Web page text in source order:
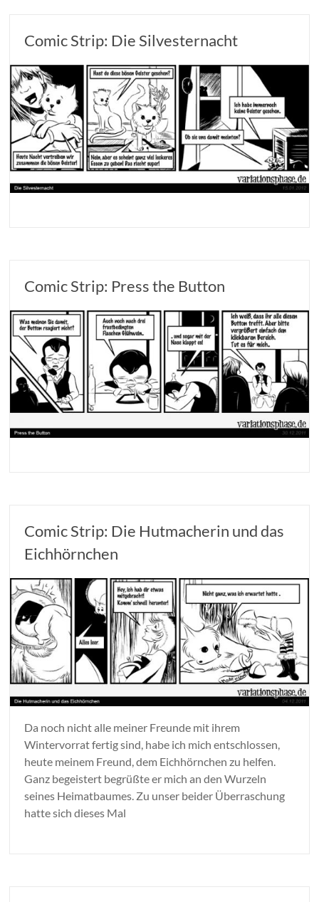
Comic Strip: Die Silvesternacht
Comic Strip: Press the Button
Comic Strip: Die Hutmacherin und das
Eichhörnchen
Da noch nicht alle meiner Freunde mit ihrem
Wintervorrat fertig sind, habe ich mich entschlossen,
heute meinem Freund, dem Eichhörnchen zu helfen.
Ganz begeistert begrüßte er mich an den Wurzeln
seines Heimatbaumes. Zu unser beider Überraschung
hatte sich dieses Mal